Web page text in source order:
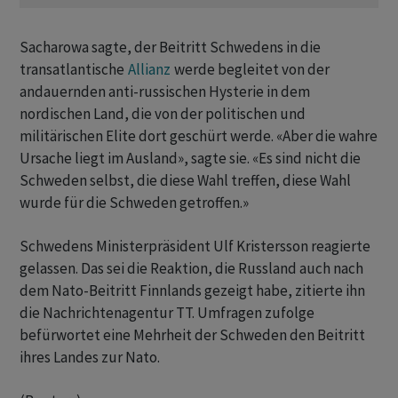
Sacharowa sagte, der Beitritt Schwedens in die
transatlantische Allianz werde begleitet von der
andauernden anti-russischen Hysterie in dem
nordischen Land, die von der politischen und
militärischen Elite dort geschürt werde. «Aber die wahre
Ursache liegt im Ausland», sagte sie. «Es sind nicht die
Schweden selbst, die diese Wahl treffen, diese Wahl
wurde für die Schweden getroffen.»
Schwedens Ministerpräsident Ulf Kristersson reagierte
gelassen. Das sei die Reaktion, die Russland auch nach
dem Nato-Beitritt Finnlands gezeigt habe, zitierte ihn
die Nachrichtenagentur TT. Umfragen zufolge
befürwortet eine Mehrheit der Schweden den Beitritt
ihres Landes zur Nato.